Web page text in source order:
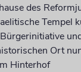
des
Tempel
Ort
Hinterhof